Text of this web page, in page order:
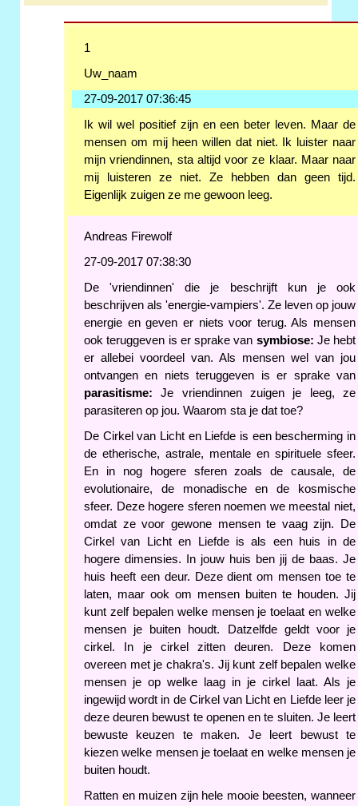
1
Uw_naam
27-09-2017 07:36:45
Ik wil wel positief zijn en een beter leven. Maar de
mensen om mij heen willen dat niet. Ik luister naar
mijn vriendinnen, sta altijd voor ze klaar. Maar naar
mij luisteren ze niet. Ze hebben dan geen tijd.
Eigenlijk zuigen ze me gewoon leeg.
Andreas Firewolf
27-09-2017 07:38:30
De 'vriendinnen' die je beschrijft kun je ook
beschrijven als 'energie-vampiers'. Ze leven op jouw
energie en geven er niets voor terug. Als mensen
ook teruggeven is er sprake van symbiose: Je hebt
er allebei voordeel van. Als mensen wel van jou
ontvangen en niets teruggeven is er sprake van
parasitisme: Je vriendinnen zuigen je leeg, ze
parasiteren op jou. Waarom sta je dat toe?
De Cirkel van Licht en Liefde is een bescherming in
de etherische, astrale, mentale en spirituele sfeer.
En in nog hogere sferen zoals de causale, de
evolutionaire, de monadische en de kosmische
sfeer. Deze hogere sferen noemen we meestal niet,
omdat ze voor gewone mensen te vaag zijn. De
Cirkel van Licht en Liefde is als een huis in de
hogere dimensies. In jouw huis ben jij de baas. Je
huis heeft een deur. Deze dient om mensen toe te
laten, maar ook om mensen buiten te houden. Jij
kunt zelf bepalen welke mensen je toelaat en welke
mensen je buiten houdt. Datzelfde geldt voor je
cirkel. In je cirkel zitten deuren. Deze komen
overeen met je chakra's. Jij kunt zelf bepalen welke
mensen je op welke laag in je cirkel laat. Als je
ingewijd wordt in de Cirkel van Licht en Liefde leer je
deze deuren bewust te openen en te sluiten. Je leert
bewuste keuzen te maken. Je leert bewust te
kiezen welke mensen je toelaat en welke mensen je
buiten houdt.
Ratten en muizen zijn hele mooie beesten, wanneer